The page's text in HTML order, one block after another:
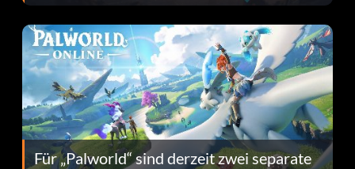
Fans Are Hopeful
Für „Palworld“ sind derzeit zwei separate